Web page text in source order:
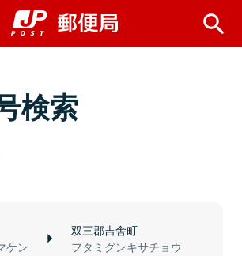
検索
ケン
双三郡吉舎町
フタミグンキサチョウ